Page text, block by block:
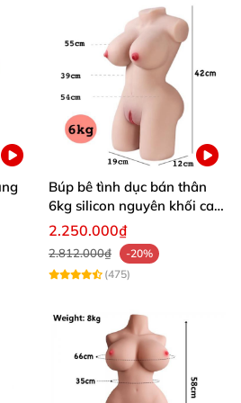
thân Ahri 10kg giá rẻ silicon cao cấp
Búp bê tình dục bán thân
6kg silicon nguyên khối cao
cấp giá rẻ
2.250.000₫
2.812.000₫
-20%
(475)